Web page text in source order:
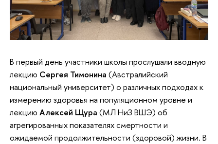
В первый день участники школы прослушали вводную
лекцию Сергея Тимонина (Австралийский
национальный университет) о различных подходах к
измерению здоровья на популяционном уровне и
лекцию Алексей Щура (МЛ НиЗ ВШЭ) об
агрегированных показателях смертности и
ожидаемой продолжительности (здоровой) жизни. В